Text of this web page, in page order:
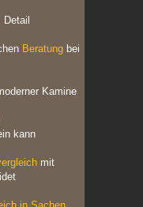
Detail
Beratung bei
Kamine
kann
mit